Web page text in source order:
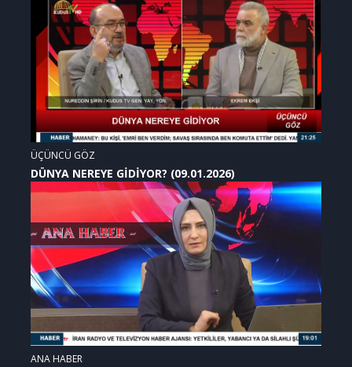
ÜÇÜNCÜ GÖZ
DÜNYA NEREYE GİDİYOR? (09.01.2026)
ANA HABER